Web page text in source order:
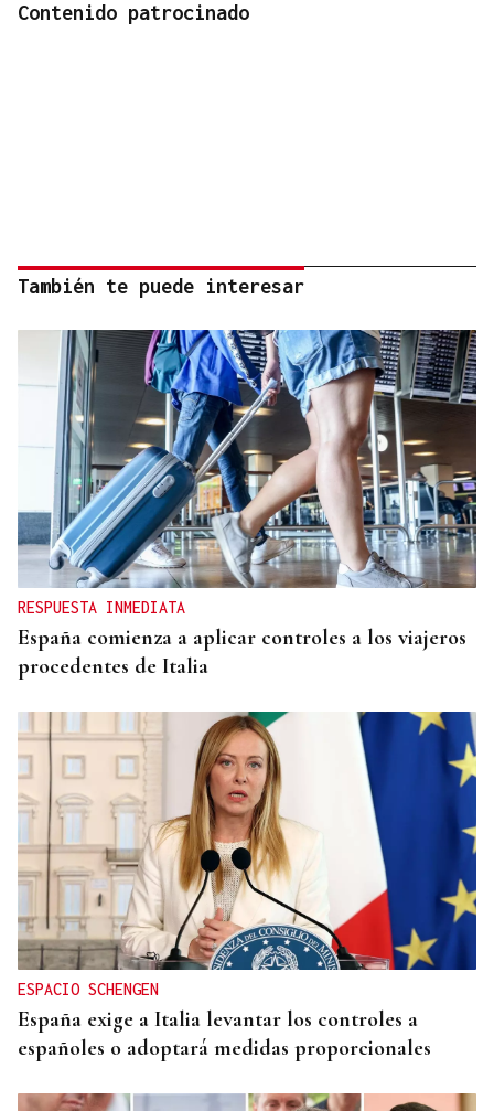
Contenido patrocinado
También te puede interesar
RESPUESTA INMEDIATA
España comienza a aplicar controles a los viajeros
procedentes de Italia
ESPACIO SCHENGEN
España exige a Italia levantar los controles a
españoles o adoptará medidas proporcionales